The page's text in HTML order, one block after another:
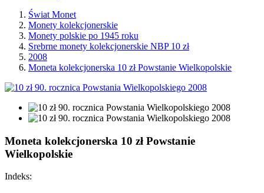
Świat Monet
Monety kolekcjonerskie
Monety polskie po 1945 roku
Srebrne monety kolekcjonerskie NBP 10 zł
2008
Moneta kolekcjonerska 10 zł Powstanie Wielkopolskie
Moneta kolekcjonerska 10 zł Powstanie
Wielkopolskie
Indeks: